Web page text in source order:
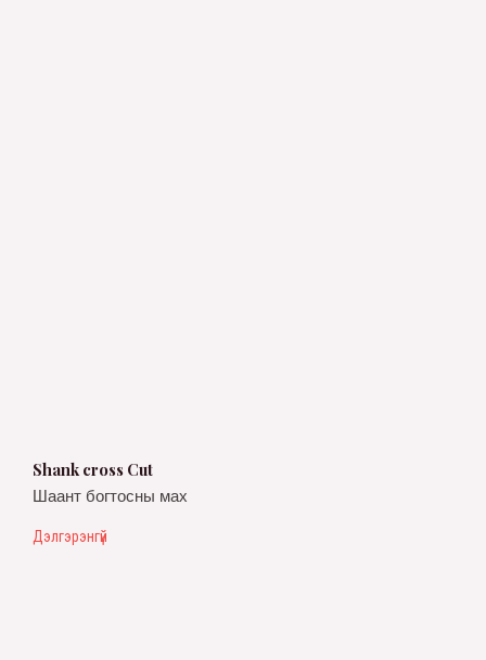
Shank cross Cut
Шаант богтосны мах
Дэлгэрэнгүй